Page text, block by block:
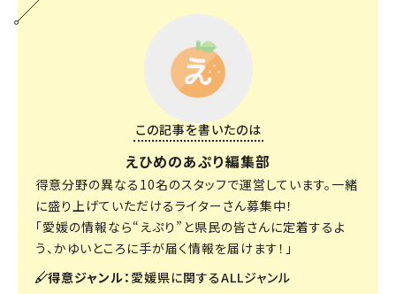
この記事を書いたのは
えひめのあぷり編集部
得意分野の異なる10名のスタッフで運営しています。一緒
に盛り上げていただけるライターさん募集中！
「愛媛の情報なら“えぷり”と県民の皆さんに定着するよ
う、かゆいところに手が届く情報を届けます！」
得意ジャンル： 愛媛県に関するALLジャンル